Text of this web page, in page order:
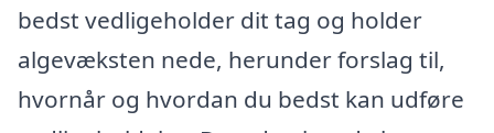
bedst vedligeholder dit tag og holder
algevæksten nede, herunder forslag til,
hvornår og hvordan du bedst kan udføre